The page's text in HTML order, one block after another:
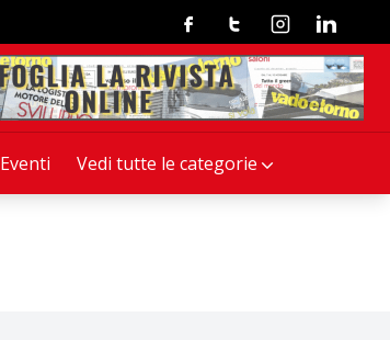
Eventi Vedi tutte le categorie
FacebookTwitterInstagramLinkedin